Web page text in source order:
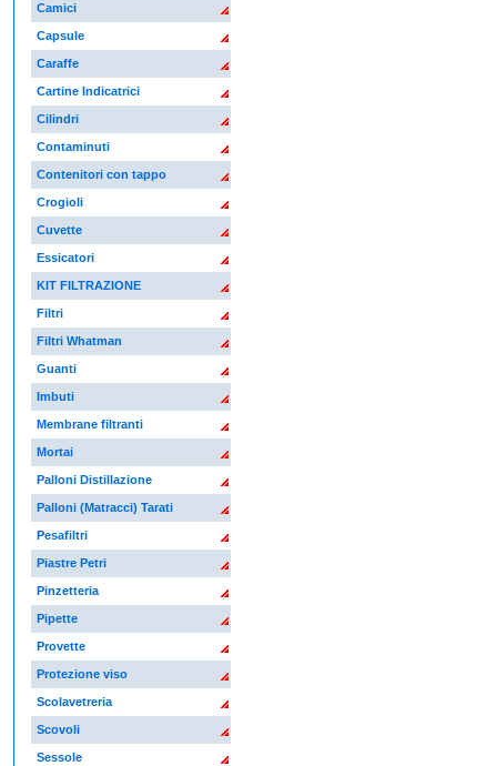
Camici
Capsule
Caraffe
Cartine Indicatrici
Cilindri
Contaminuti
Contenitori con tappo
Crogioli
Cuvette
Essicatori
KIT FILTRAZIONE
Filtri
Filtri Whatman
Guanti
Imbuti
Membrane filtranti
Mortai
Palloni Distillazione
Palloni (Matracci) Tarati
Pesafiltri
Piastre Petri
Pinzetteria
Pipette
Provette
Protezione viso
Scolavetreria
Scovoli
Sessole